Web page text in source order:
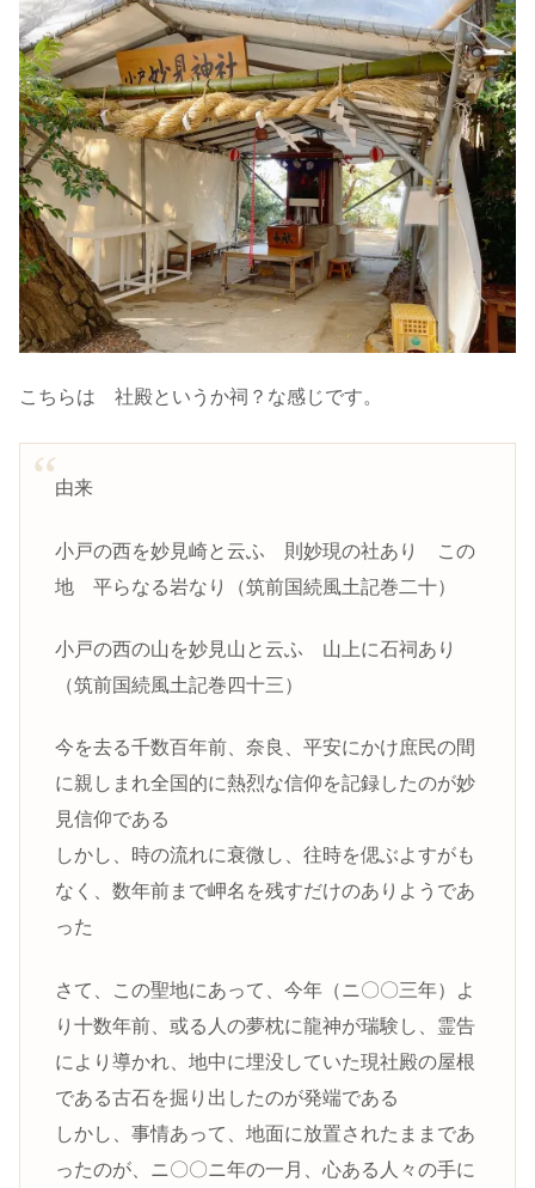
こちらは 社殿というか祠？な感じです。
由来
小戸の西を妙見崎と云ふ 則妙現の社あり この
地 平らなる岩なり（筑前国続風土記巻二十）
小戸の西の山を妙見山と云ふ 山上に石祠あり
（筑前国続風土記巻四十三）
今を去る千数百年前、奈良、平安にかけ庶民の間
に親しまれ全国的に熱烈な信仰を記録したのが妙
見信仰である
しかし、時の流れに衰微し、往時を偲ぶよすがも
なく、数年前まで岬名を残すだけのありようであ
った
さて、この聖地にあって、今年（ニ〇〇三年）よ
り十数年前、或る人の夢枕に龍神が瑞験し、霊告
により導かれ、地中に埋没していた現社殿の屋根
である古石を掘り出したのが発端である
しかし、事情あって、地面に放置されたままであ
ったのが、ニ〇〇ニ年の一月、心ある人々の手に